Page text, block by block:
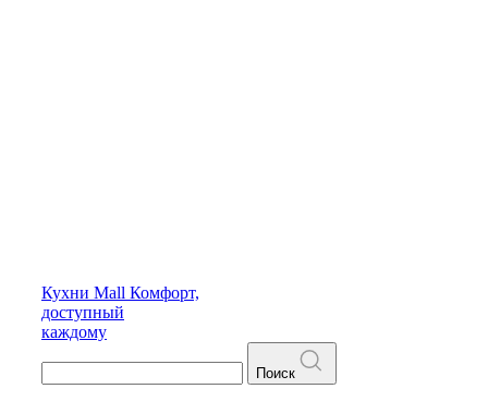
Кухни Mall Комфорт,
доступный
каждому
Поиск